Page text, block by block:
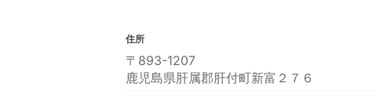
住所
〒893-1207
鹿児島県肝属郡肝付町新富２７６